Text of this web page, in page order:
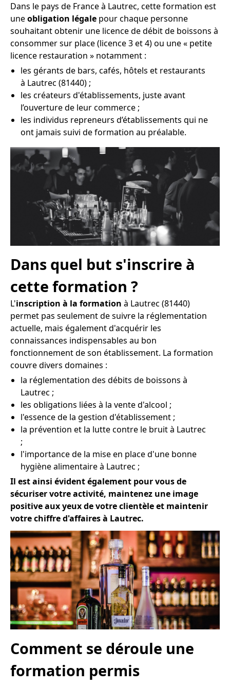
Dans le pays de France à Lautrec, cette formation est
uneobligation légale pour chaque personne
souhaitant obtenir une licence de débit de boissons à
consommer sur place (licence 3 et 4) ou une « petite
licence restauration » notamment :
les gérants de bars, cafés, hôtels et restaurants
à Lautrec (81440) ;
les créateurs d'établissements, juste avant
l’ouverture de leur commerce ;
les individus repreneurs d’établissements qui ne
ont jamais suivi de formation au préalable.
Dans quel but s'inscrire à
cette formation ?
L'inscription à la formation à Lautrec (81440)
permet pas seulement de suivre la réglementation
actuelle, mais également d'acquérir les
connaissances indispensables au bon
fonctionnement de son établissement. La formation
couvre divers domaines :
la réglementation des débits de boissons à
Lautrec ;
les obligations liées à la vente d'alcool ;
l'essence de la gestion d'établissement ;
la prévention et la lutte contre le bruit à Lautrec
;
l'importance de la mise en place d'une bonne
hygiène alimentaire à Lautrec ;
Il est ainsi évident également pour vous de
sécuriser votre activité, maintenez une image
positive aux yeux de votre clientèle et maintenir
votre chiffre d'affaires à Lautrec.
Comment se déroule une
formation permis